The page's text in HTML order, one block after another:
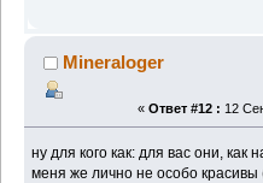
Mineraloger
« Ответ #12 : 12
ну для кого как: для вас они, как
меня же лично не особо